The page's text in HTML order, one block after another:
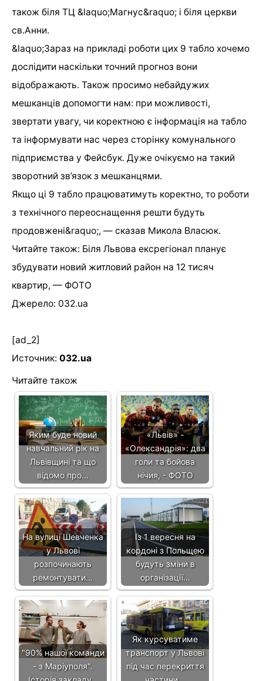
також біля ТЦ &laquo;Магнус&raquo; і біля церкви
св.Анни.
&laquo;Зараз на прикладі роботи цих 9 табло хочемо
дослідити наскільки точний прогноз вони
відображають. Також просимо небайдужих
мешканців допомогти нам: при можливості,
звертати увагу, чи коректною є інформація на табло
та інформувати нас через сторінку комунального
підприємства у Фейсбук. Дуже очікуємо на такий
зворотний зв’язок з мешканцями.
Якщо ці 9 табло працюватимуть коректно, то роботи
з технічного переоснащення решти будуть
продовжені&raquo;, — сказав Микола Власюк.
Читайте також: Біля Львова ексрегіонал планує
збудувати новий житловий район на 12 тисяч
квартир, — ФОТО
Джерело: 032.ua
[ad_2]
Источник: 032.ua
Читайте також
Яким буде новий
навчальний рік на
Львівщині та що
відомо про…
«Львів» -
«Олександрія»: два
голи та бойова
нічия, - ФОТО
На вулиці Шевченка
у Львові
розпочинають
ремонтувати…
Із 1 вересня на
кордоні з Польщею
будуть зміни в
організації…
"90% нашої команди
- з Маріуполя".
Як курсуватиме
транспорт у Львові
під час перекриття